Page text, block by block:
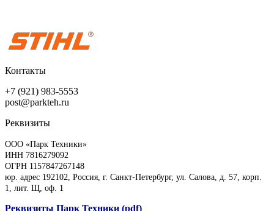
Контакты
+7 (921) 983-5553
post@parkteh.ru
Реквизиты
ООО «Парк Техники»
ИНН 7816279092
ОГРН 1157847267148
юр. адрес 192102, Россия, г. Санкт-Петербург, ул. Салова, д. 57, корп.
1, лит. Щ, оф. 1
Реквизиты Парк Техники (pdf)